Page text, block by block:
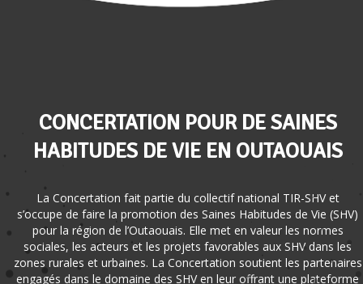
CONCERTATION POUR DE SAINES
HABITUDES DE VIE EN OUTAOUAIS
La Concertation fait partie du collectif national TIR-SHV et
s’occupe de faire la promotion des Saines Habitudes de Vie (SHV)
pour la région de l’Outaouais. Elle met en valeur les normes
sociales, les acteurs et les projets favorables aux SHV dans les
zones rurales et urbaines. La Concertation soutient les partenaires
engagés dans le domaine des SHV en leur offrant une plateforme